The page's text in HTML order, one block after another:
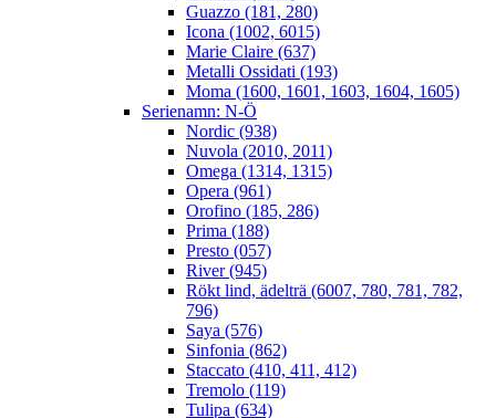
Guazzo (181, 280)
Icona (1002, 6015)
Marie Claire (637)
Metalli Ossidati (193)
Moma (1600, 1601, 1603, 1604, 1605)
Serienamn: N-Ö
Nordic (938)
Nuvola (2010, 2011)
Omega (1314, 1315)
Opera (961)
Orofino (185, 286)
Prima (188)
Presto (057)
River (945)
Rökt lind, ädelträ (6007, 780, 781, 782,
796)
Saya (576)
Sinfonia (862)
Staccato (410, 411, 412)
Tremolo (119)
Tulipa (634)